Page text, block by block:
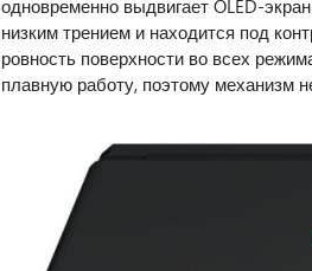
одновременно выдвигает OLED-
низким трением и находится под
ровность поверхности во всех
плавную работу, поэтому механизм